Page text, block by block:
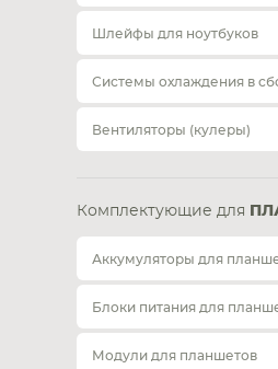
Шлейфы для ноутбуков
Системы охлаждения в
Вентиляторы (кулеры)
Комплектующие для
Аккумуляторы для
Блоки питания для
Модули для планшетов